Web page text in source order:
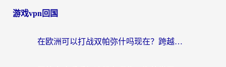
游戏vpn回国
在欧洲可以打战双帕弥什吗现在？跨越延迟墙的实战指南